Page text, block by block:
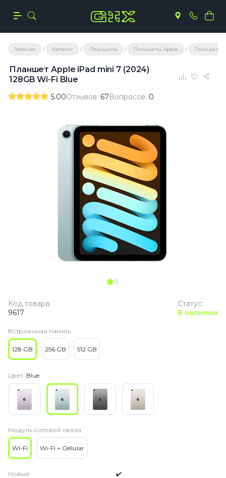
Главная Каталог Планшеты Планшеты Apple Планшеты
Планшет Apple iPad mini 7 (2024)
128GB Wi-Fi Blue
5.00Отзывов: 67Вопросов: 0
Статус:
В наличии
Код товара:
9617
Встроенная память
128 GB 256 GB 512 GB
Цвет: Blue
Модуль сотовой связи
Wi-Fi Wi-Fi + Cellular
Новый ✔️